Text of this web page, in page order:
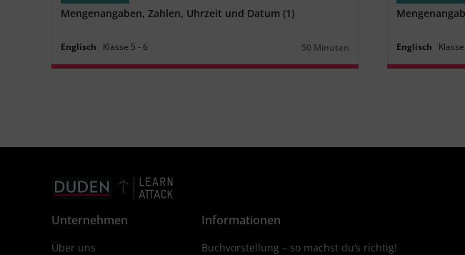
Mengenangaben, Zahlen, Uhrzeit und Datum (1)
Englisch Klasse 5 ‐ 6
Dauer:
50 Minuten Englisch Klasse
Unternehmen
Über uns
Informationen
Buchvorstellung – so machst du’s richtig!